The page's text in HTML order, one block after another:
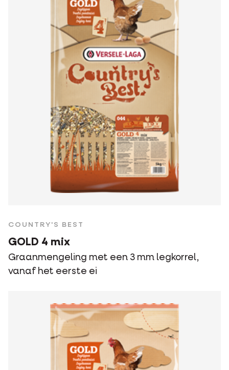
COUNTRY'S BEST
GOLD 4 mix
Graanmengeling met een 3 mm legkorrel,
vanaf het eerste ei